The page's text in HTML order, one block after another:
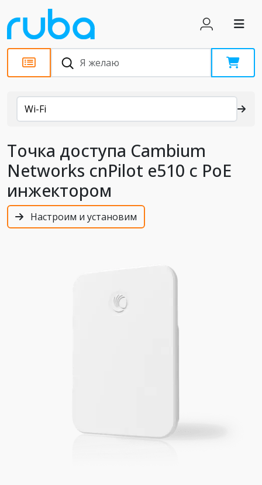
Каталог
Wi-Fi
Точка доступа Cambium
Networks cnPilot e510 с PoE
инжектором
Настроим и установим